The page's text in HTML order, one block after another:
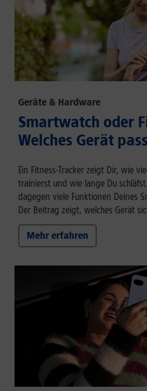
Geräte & Hardware
Smartwatch oder
Welches Gerät
Ein Fitness-Tracker zeigt Dir, wie
trainierst und wie lange Du
dagegen viele Funktionen Deines
Der Beitrag zeigt, welches Gerät
Mehr erfahren